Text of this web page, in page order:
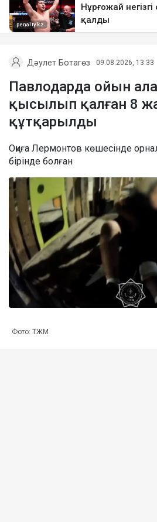
Дәулет Ботагөз 09.08.2026, 13:33
Павлодарда ойын
қысылып қалған 8
құтқарылды
Оқиға Лермонтов көшесінде
бірінде болған
Фото: ТЖМ